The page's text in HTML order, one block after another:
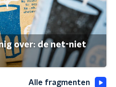
over: de net-niet
Alle fragmenten